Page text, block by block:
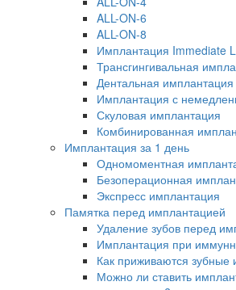
ALL-ON-6
ALL-ON-8
Имплантация Immediate
Трансгингивальная
Дентальная имплантация
Имплантация с
Скуловая имплантация
Комбинированная
Имплантация за 1 день
Одномоментная
Безоперационная
Экспресс имплантация
Памятка перед имплантацией
Удаление зубов перед
Имплантация при
Как приживаются зубные
Можно ли ставить